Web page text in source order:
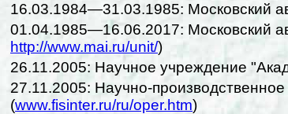
16.03.1984—31.03.1985: Московский
01.04.1985—16.06.2017: Московский
http://www.mai.ru/unit/)
26.11.2005: Научное учреждение
27.11.2005: Научно-
(www.fisinter.ru/ru/oper.htm)